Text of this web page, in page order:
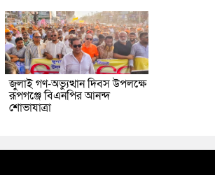
জুলাই গণ-অভ্যুত্থান দিবস উপলক্ষে
রূপগঞ্জে বিএনপির আনন্দ
শোভাযাত্রা